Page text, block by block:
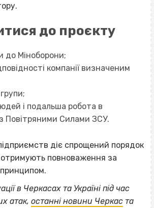
до проєкту
до Міноборони;
компанії визначеним
і подальша робота в
з Повітряними Силами ЗСУ.
діє спрощений порядок
повноваження за
в Черкасах та Україні під час
атак, останні новини Черкас та